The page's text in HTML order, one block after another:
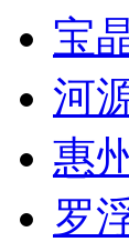
宝
河
惠
罗